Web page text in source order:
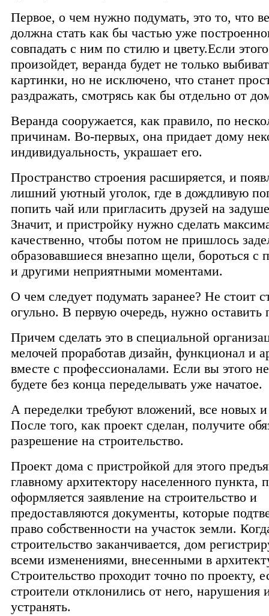
Первое, о чем нужно подумать, это то, что
должна стать как бы частью уже
совпадать с ним по стилю и цвету.Если
произойдет, веранда будет не только
картинки, но не исключено, что станет
раздражать, смотрясь как бы отдельно от
Веранда сооружается, как правило, по
причинам. Во-первых, она придает дому
индивидуальность, украшает его.
Пространство строения расширяется, и
лишний уютный уголок, где в дождливую
попить чай или пригласить друзей на
Значит, и пристройку нужно сделать
качественно, чтобы потом не пришлось
образовавшиеся внезапно щели, бороться с
и другими неприятными моментами.
О чем следует подумать заранее? Не стоит
огульно. В первую очередь, нужно оставить
Причем сделать это в специальной
мелочей проработав дизайн, функционал и
вместе с профессионалами. Если вы этого
будете без конца переделывать уже начатое.
А переделки требуют вложений, все новых
После того, как проект сделан, получите
разрешение на строительство.
Проект дома с пристройкой для этого
главному архитектору населенного пункта,
оформляется заявление на строительство и
предоставляются документы, которые
право собственности на участок земли.
строительство заканчивается, дом
всеми изменениями, внесенными в
Строительство проходит точно по проекту,
строители отклонились от него, нарушения
устранять.